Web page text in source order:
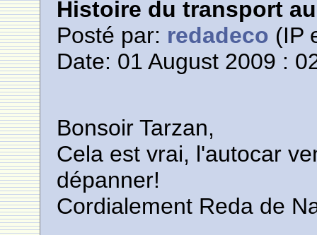
Histoire du transport
Posté par: redadeco (IP
Date: 01 August 2009 :
Bonsoir Tarzan,
Cela est vrai, l'autocar
dépanner!
Cordialement Reda de